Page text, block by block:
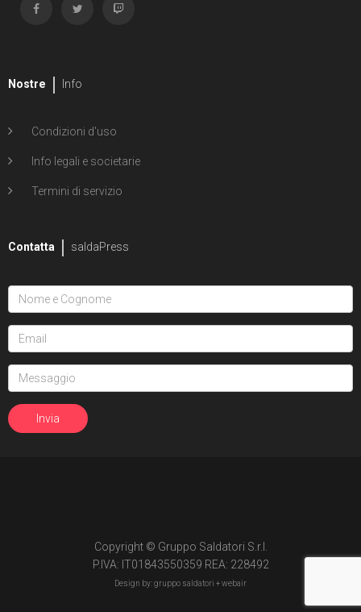
Nostre Info
Condizioni d'uso
Info legali e societarie
Termini di servizio
Contatta saldaPress
Copyright © Gruppo Saldatori S.r.l.
P.IVA: IT01843550359 REA: 228492
Design by: gruppo saldatori +webair